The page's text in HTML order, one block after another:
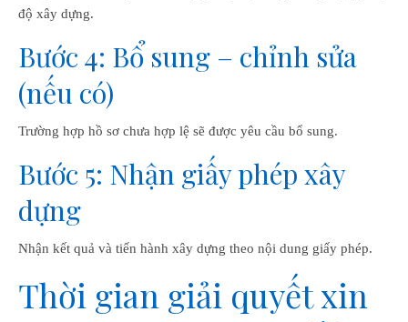
độ xây dựng.
Bước 4: Bổ sung – chỉnh sửa
(nếu có)
Trường hợp hồ sơ chưa hợp lệ sẽ được yêu cầu bổ sung.
Bước 5: Nhận giấy phép xây
dựng
Nhận kết quả và tiến hành xây dựng theo nội dung giấy phép.
Thời gian giải quyết xin